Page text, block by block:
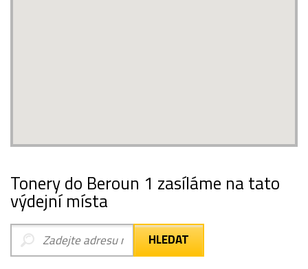
Tonery do Beroun 1 zasíláme na tato
výdejní místa